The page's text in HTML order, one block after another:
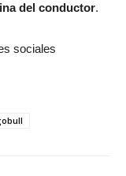
del conductor.
sociales